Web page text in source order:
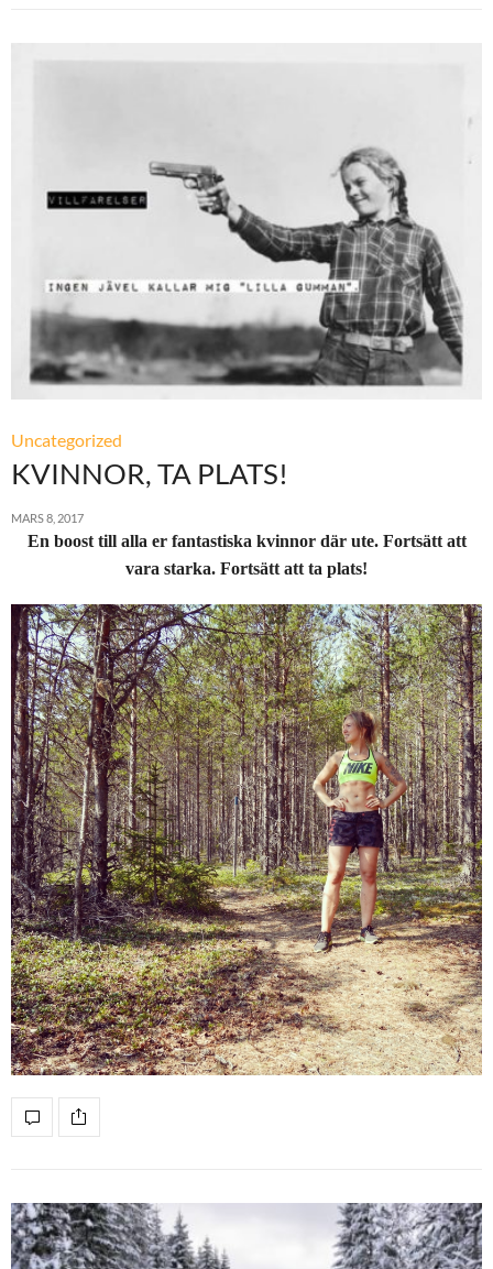
Uncategorized
KVINNOR, TA PLATS!
MARS 8, 2017
En boost till alla er fantastiska kvinnor där ute. Fortsätt att
vara starka. Fortsätt att ta plats!